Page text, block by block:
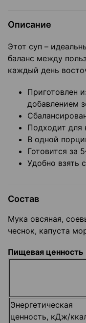
Описание
Этот суп –
баланс между
каждый день
Приготовлен
добавлением
Подходит для
В одной
Готовится за
Удобно взять
Состав
Мука овсяная,
чеснок, капуста
Пищевая ценность
Энергетическая
ценность, кДж/